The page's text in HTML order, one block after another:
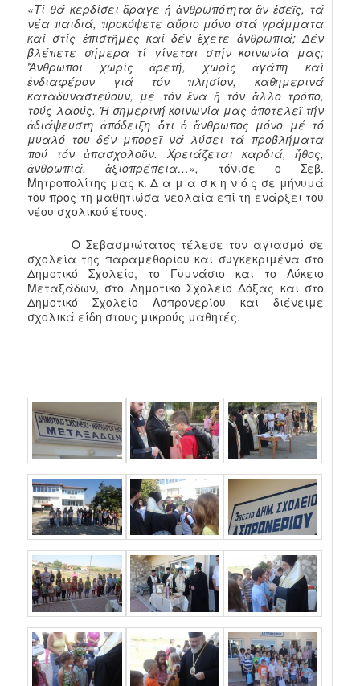
«Τί θά κερδίσει ἄραγε ἡ ἀνθρωπότητα ἄν ἐσεῖς, τά
νέα παιδιά, προκόψετε αὔριο μόνο στά γράμματα
καί στίς ἐπιστῆμες καί δέν ἔχετε ἀνθρωπιά; Δέν
βλέπετε σήμερα τί γίνεται στήν κοινωνία μας;
Ἄνθρωποι χωρίς ἀρετή, χωρίς ἀγάπη καί
ἐνδιαφέρον γιά τόν πλησίον, καθημερινά
καταδυναστεύουν, μέ τόν ἕνα ἤ τόν ἄλλο τρόπο,
τούς λαούς. Ἡ σημερινή κοινωνία μας ἀποτελεῖ τήν
ἀδιάψευστη ἀπόδειξη ὅτι ὁ ἄνθρωπος μόνο μέ τό
μυαλό του δέν μπορεῖ νά λύσει τά προβλήματα
πού τόν ἀπασχολοῦν. Χρειάζεται καρδιά, ἦθος,
ἀνθρωπιά, ἀξιοπρέπεια…»,
τόνισε ο Σεβ.
Μητροπολίτης μας κ. Δ α μ α σ κ η ν ό ς σε μήνυμά
του προς τη μαθητιώσα νεολαία επί τη ενάρξει του
νέου σχολικού έτους.
Ο Σεβασμιώτατος τέλεσε τον αγιασμό σε
σχολεία της παραμεθορίου και συγκεκριμένα στο
Δημοτικό Σχολείο, το Γυμνάσιο και το Λύκειο
Μεταξάδων, στο Δημοτικό Σχολείο Δόξας και στο
Δημοτικό Σχολείο Ασπρονερίου και διένειμε
σχολικά είδη στους μικρούς μαθητές.